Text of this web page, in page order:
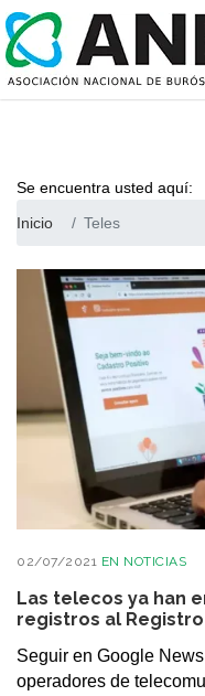
Se encuentra usted aquí:
Inicio
Teles
02/07/2021 EN NOTICIAS
Las telecos ya han
registros al
Seguir en Google
operadores de